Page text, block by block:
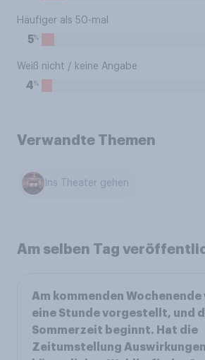
Häufiger als 50-mal
5%
Weiß nicht / keine Angabe
4%
Verwandte Themen
Ins Theater gehen
Am selben Tag
Am kommenden
eine Stunde vorgestellt, und
Sommerzeit beginnt. Hat die
Zeitumstellung